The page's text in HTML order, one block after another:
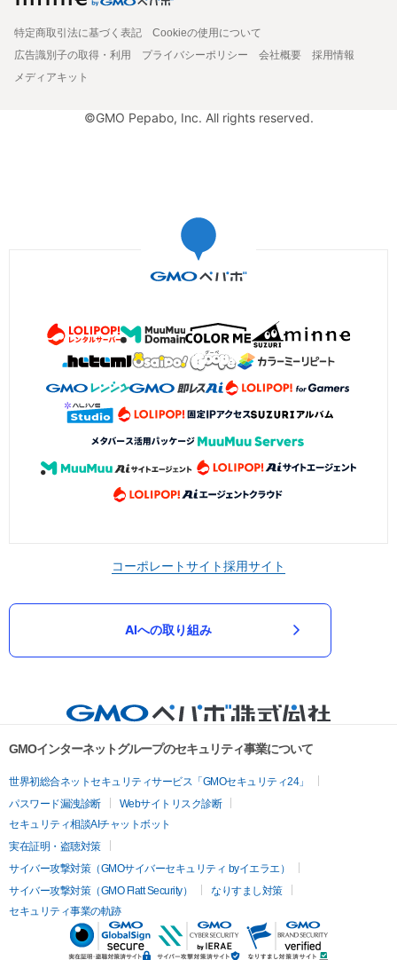
特定商取引法に基づく表記
Cookieの使用について
広告識別子の取得・利用
プライバシーポリシー 会社概要
採用情報
メディアキット
©GMO Pepabo, Inc. All rights reserved.
コーポレートサイト採用サイト
AIへの取り組み
GMOインターネットグループのセキュリティ事業について
世界初総合ネットセキュリティサービス「GMOセキュリティ24」
パスワード漏洩診断
Webサイトリスク診断
セキュリティ相談AIチャットボット
実在証明・盗聴対策
サイバー攻撃対策（GMOサイバーセキュリティ byイエラエ）
サイバー攻撃対策（GMO Flatt Security）
なりすまし対策
セキュリティ事業の軌跡